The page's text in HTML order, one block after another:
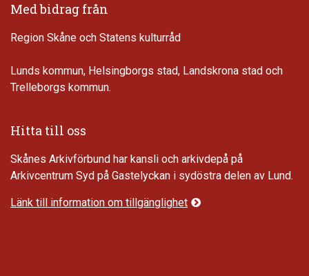
Med bidrag från
Region Skåne och Statens kulturråd
Lunds kommun, Helsingborgs stad, Landskrona stad och
Trelleborgs kommun.
Hitta till oss
Skånes Arkivförbund har kansli och arkivdepå på
Arkivcentrum Syd på Gastelyckan i sydöstra delen av Lund.
Länk till information om tillgänglighet